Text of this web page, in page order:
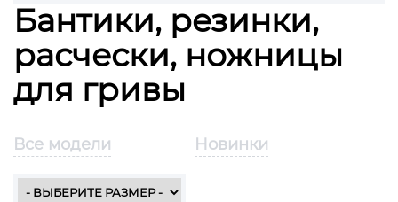
Бантики, резинки,
расчески, ножницы
для гривы
Все модели Новинки